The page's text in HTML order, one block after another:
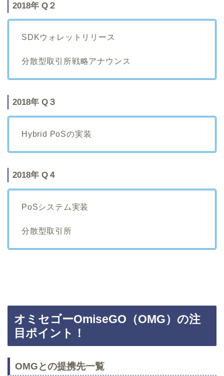
2018年 Q２
SDKウォレットリリース
分散型取引所戦略アナウンス
2018年 Q３
Hybrid PoSの実装
2018年 Q４
PoSシステム実装
分散型取引所
オミセゴーOmiseGO（OMG）の注
目ポイント！
OMGとの提携先一覧